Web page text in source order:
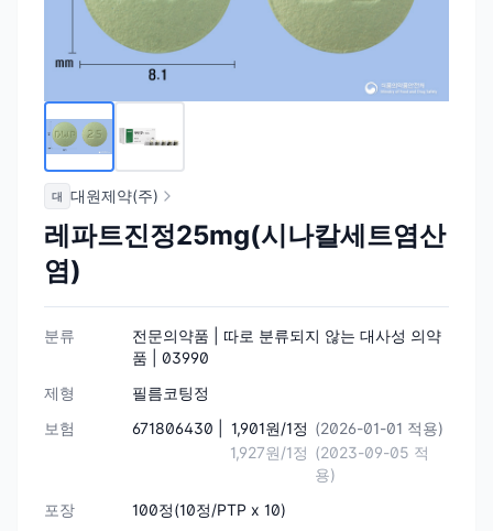
대 대원제약(주)
레파트진정25mg(시나칼세트염산
염)
분류
전문의약품 | 따로 분류되지 않는 대사성 의약
품 | 03990
제형
필름코팅정
보험
671806430 | 1,901원/1정 (2026-01-01 적용)
1,927원/1정 (2023-09-05 적
용)
포장
100정(10정/PTP x 10)